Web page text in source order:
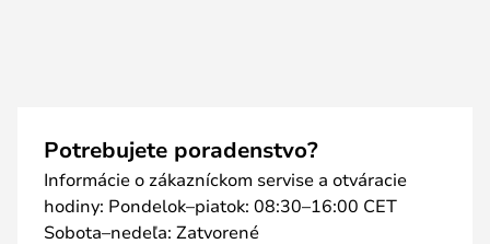
Potrebujete poradenstvo?
Informácie o zákazníckom servise a otváracie
hodiny: Pondelok–piatok: 08:30–16:00 CET
Sobota–nedeľa: Zatvorené